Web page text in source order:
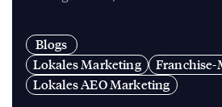
Blogs
Lokales Marketing
Lokales AEO Marketing